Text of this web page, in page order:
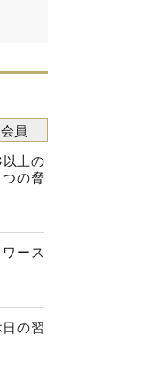
上の
の脅
ース
の習
会員